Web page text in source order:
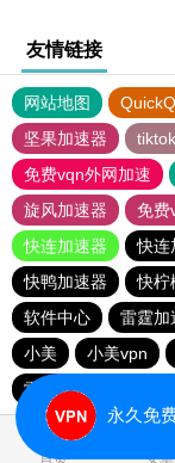
友情链接
网站地图 QuickQ
坚果加速器
免费vqn外网加速
旋风加速器
免费
快连加速器
快连
快鸭加速器
快柠
软件中心
雷霆加
小美
小美vpn
雷霆加速版ins
首页 安卓
永久免